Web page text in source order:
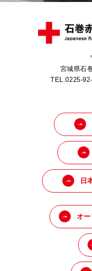
オ
日
宮城県石
TEL.0225-